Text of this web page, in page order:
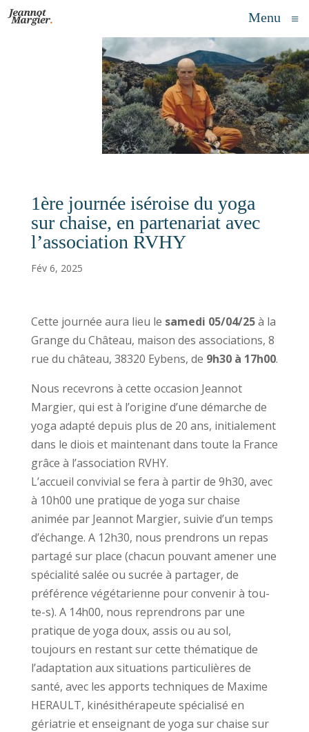
Menu ≡
1ère journée iséroise du yoga
sur chaise, en partenariat avec
l’association RVHY
Fév 6, 2025
Cette journée aura lieu le samedi 05/04/25à la
Grange du Château, maison des associations, 8
rue du château, 38320 Eybens, de 9h30 à 17h00.
Nous recevrons à cette occasion Jeannot
Margier, qui est à l’origine d’une démarche de
yoga adapté depuis plus de 20 ans, initialement
dans le diois et maintenant dans toute la France
grâce à l’association RVHY.
L’accueil convivial se fera à partir de 9h30, avec
à 10h00 une pratique de yoga sur chaise
animée par Jeannot Margier, suivie d’un temps
d’échange. A 12h30, nous prendrons un repas
partagé sur place (chacun pouvant amener une
spécialité salée ou sucrée à partager, de
préférence végétarienne pour convenir à tou-
te-s). A 14h00, nous reprendrons par une
pratique de yoga doux, assis ou au sol,
toujours en restant sur cette thématique de
l’adaptation aux situations particulières de
santé, avec les apports techniques de Maxime
HERAULT, kinésithérapeute spécialisé en
gériatrie et enseignant de yoga sur chaise sur